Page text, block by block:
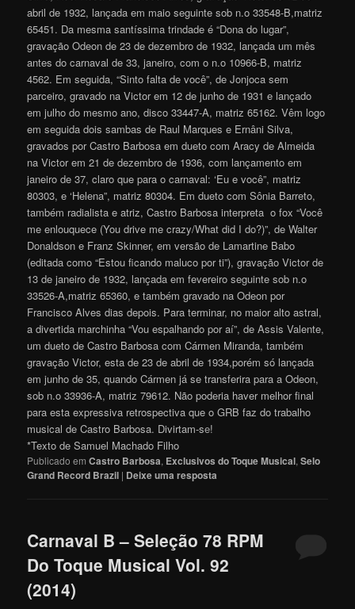
abril de 1932, lançada em maio seguinte sob n.o 33548-B,matriz
65451. Da mesma santíssima trindade é “Dona do lugar”,
gravação Odeon de 23 de dezembro de 1932, lançada um mês
antes do carnaval de 33, janeiro, com o n.o 10966-B, matriz
4562. Em seguida, “Sinto falta de você”, de Jonjoca sem
parceiro, gravado na Victor em 12 de junho de 1931 e lançado
em julho do mesmo ano, disco 33447-A, matriz 65162. Vêm logo
em seguida dois sambas de Raul Marques e Ernâni Silva,
gravados por Castro Barbosa em dueto com Aracy de Almeida
na Victor em 21 de dezembro de 1936, com lançamento em
janeiro de 37, claro que para o carnaval: ‘Eu e você”, matriz
80303, e ‘Helena”, matriz 80304. Em dueto com Sônia Barreto,
também radialista e atriz, Castro Barbosa interpreta o fox “Você
me enlouquece (You drive me crazy/What did I do?)”, de Walter
Donaldson e Franz Skinner, em versão de Lamartine Babo
(editada como “Estou ficando maluco por ti”), gravação Victor de
13 de janeiro de 1932, lançada em fevereiro seguinte sob n.o
33526-A,matriz 65360, e também gravado na Odeon por
Francisco Alves dias depois. Para terminar, no maior alto astral,
a divertida marchinha “Vou espalhando por aí”, de Assis Valente,
um dueto de Castro Barbosa com Cármen Miranda, também
gravação Victor, esta de 23 de abril de 1934,porém só lançada
em junho de 35, quando Cármen já se transferira para a Odeon,
sob n.o 33936-A, matriz 79612. Não poderia haver melhor final
para esta expressiva retrospectiva que o GRB faz do trabalho
musical de Castro Barbosa. Divirtam-se!
*Texto de Samuel Machado Filho
Publicado em Castro Barbosa, Exclusivos do Toque Musical,Selo
Grand Record Brazil | Deixe uma resposta
Carnaval B – Seleção 78 RPM
Do Toque Musical Vol. 92
(2014)